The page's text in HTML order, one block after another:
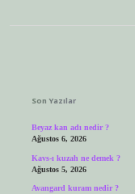
Son Yazılar
Beyaz kan adı nedir ?
Ağustos 6, 2026
Kavs-ı kuzah ne demek ?
Ağustos 5, 2026
Avangard kuram nedir ?